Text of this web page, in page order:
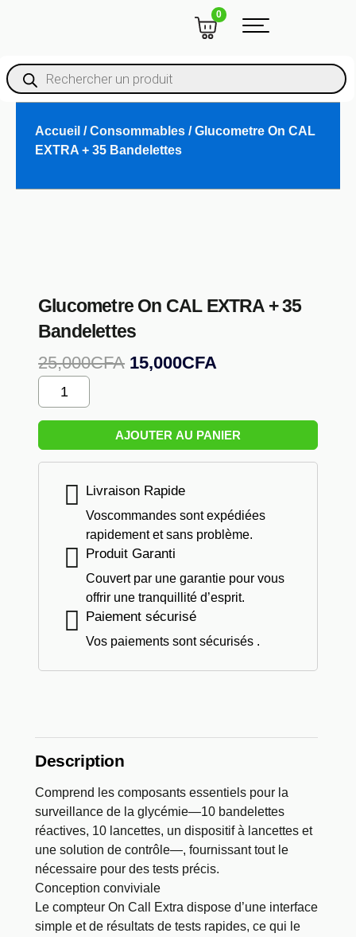
0
CART
Recherche
De
Produits
Accueil /Consommables / Glucometre On CAL
EXTRA + 35 Bandelettes
Glucometre On CAL EXTRA + 35
Bandelettes
25,000CFA Le
était :
25,000CFA.
15,000CFA
est :
15,000CFA.
Quantité
De
Glucometre
CAL
Bandelettes
AJOUTER AU PANIER
Livraison Rapide
Voscommandes sont expédiées
rapidement et sans problème.
Produit Garanti
Couvert par une garantie pour vous
offrir une tranquillité d’esprit.
Paiement sécurisé
Vos paiements sont sécurisés .
Description
Comprend les composants essentiels pour la
surveillance de la glycémie—10 bandelettes
réactives, 10 lancettes, un dispositif à lancettes et
une solution de contrôle—, fournissant tout le
nécessaire pour des tests précis.
Conception conviviale
Le compteur On Call Extra dispose d’une interface
simple et de résultats de tests rapides, ce qui le